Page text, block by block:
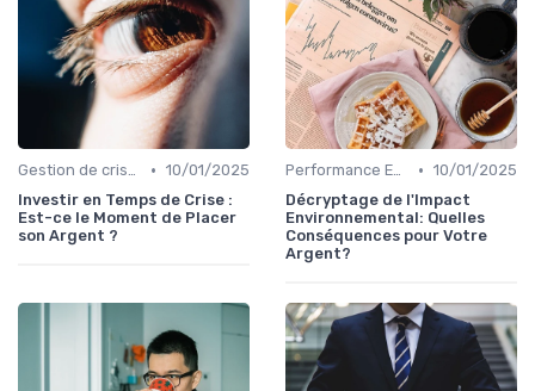
Gestion de crise & résilience financière • 10/01/2025
Investir en Temps de Crise :
Est-ce le Moment de Placer
son Argent ?
Performance ESG & finance durable • 10/01/2025
Décryptage de l'Impact
Environnemental: Quelles
Conséquences pour Votre
Argent?